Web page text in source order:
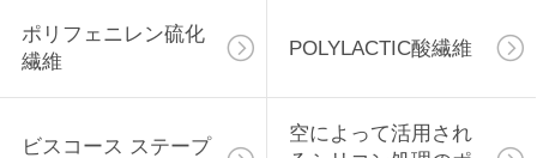
ー
ス
ポリフェニレン硫化
繊維
POLYLACTIC酸繊維
ビスコース ステープ
空によって活用され